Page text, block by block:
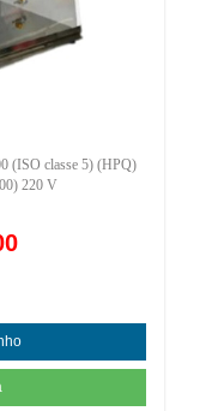
(ISO classe 5) (HPQ)
220 V